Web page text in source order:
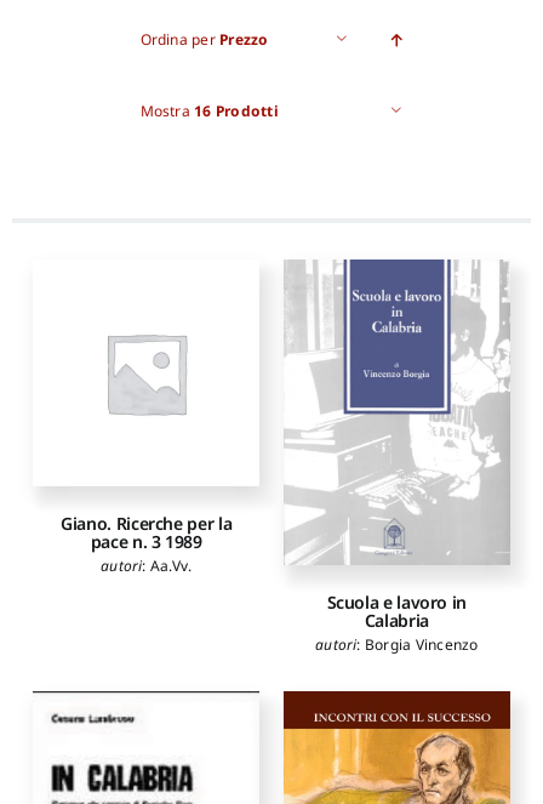
Ordina per Prezzo
Mostra 16 Prodotti
Giano. Ricerche per la
pace n. 3 1989
autori: Aa.Vv.
Scuola e lavoro in
Calabria
autori: Borgia Vincenzo